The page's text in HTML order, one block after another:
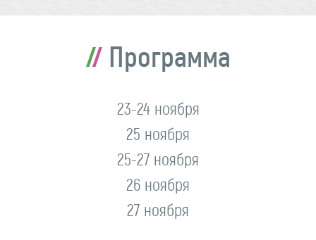
Программа
23-24 ноября
25 ноября
25-27 ноября
26 ноября
27 ноября